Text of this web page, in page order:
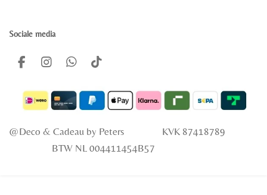
Sociale media
F
c
e
b
o
I
s
t
a
r
W
a
t
s
p
p
T
k
T
o
@Deco & Cadeau by Peters KVK 87418789
BTW NL 004411454B57